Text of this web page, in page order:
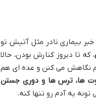
بیماری نادر مثل آتیش تو
، که تا دیروز کنارش بودن، حالا
نگاهش می کنن و عده ای هم
ها، ترس ها و دوری جستن
یه آدم رو تنها کنه.